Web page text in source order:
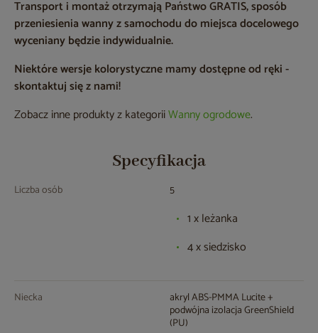
Transport i montaż otrzymają Państwo GRATIS, sposób
przeniesienia wanny z samochodu do miejsca docelowego
wyceniany będzie indywidualnie.
Niektóre wersje kolorystyczne mamy dostępne od ręki -
skontaktuj się z nami!
Zobacz inne produkty z kategoriiWanny ogrodowe.
Specyfikacja
Liczba osób 5
1 x leżanka
4 x siedzisko
Niecka akryl ABS-PMMA Lucite +
podwójna izolacja GreenShield
(PU)